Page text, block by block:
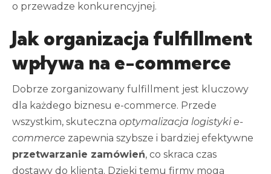
o przewadze konkurencyjnej.
Jak organizacja fulfillment
wpływa na e-commerce
Dobrze zorganizowany fulfillment jest kluczowy
dla każdego biznesu e-commerce. Przede
wszystkim, skuteczna optymalizacja logistyki e-
commerce zapewnia szybsze i bardziej efektywne
przetwarzanie zamówień, co skraca czas
dostawy do klienta. Dzięki temu firmy mogą